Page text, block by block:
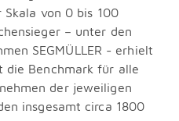
Skala von 0 bis 100
– unter den
SEGMÜLLER - erhielt
die Benchmark für alle
der jeweiligen
insgesamt circa 1800